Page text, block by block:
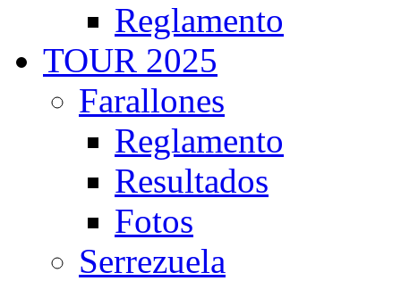
Reglamento
TOUR 2025
Farallones
Reglamento
Resultados
Fotos
Serrezuela